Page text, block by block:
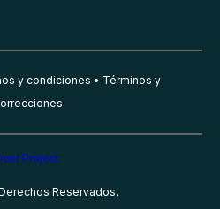
y condiciones
Términos y
Reservados.